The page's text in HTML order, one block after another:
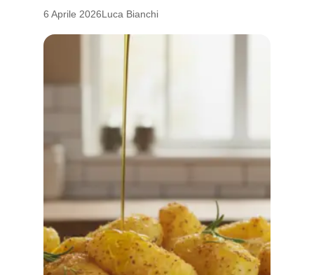
6 Aprile 2026Luca Bianchi